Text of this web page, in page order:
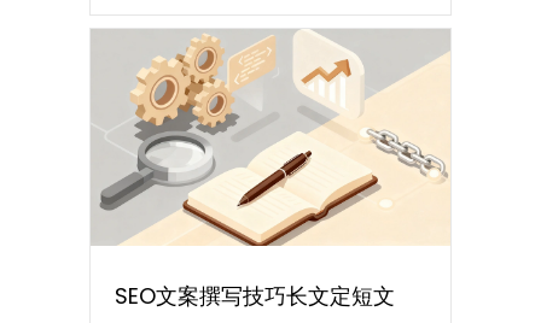
SEO文案撰写技巧长文定短文